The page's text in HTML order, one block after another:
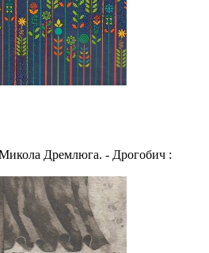
Дремлюга. - Дрогобич :